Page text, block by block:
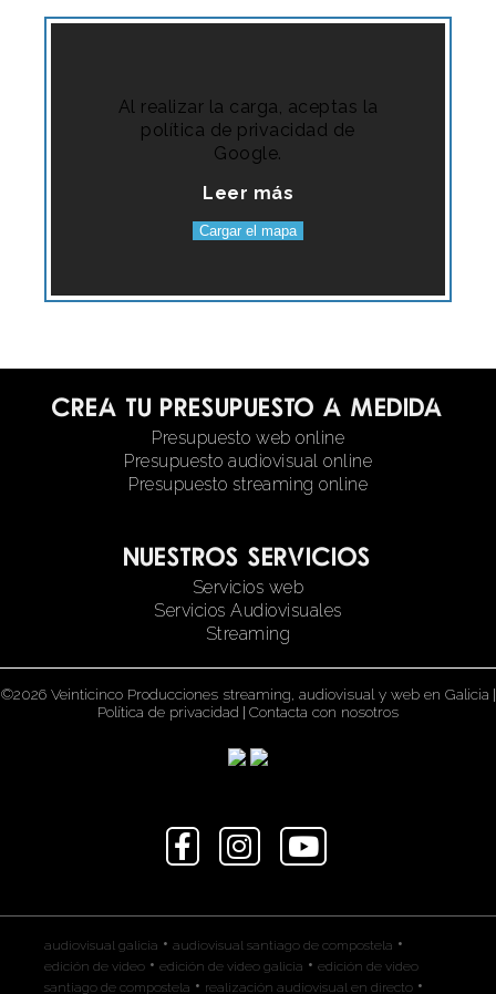
Al realizar la carga, aceptas la
política de privacidad de
Google.
Leer más
Cargar el mapa
Crea tu presupuesto a medida
Presupuesto web online
Presupuesto audiovisual online
Presupuesto streaming online
Nuestros servicios
Servicios web
Servicios Audiovisuales
Streaming
©2026 Veinticinco Producciones streaming, audiovisual y web en Galicia |
Política de privacidad | Contacta con nosotros
audiovisual galicia • audiovisual santiago de compostela •
edición de video • edición de video galicia • edición de video
santiago de compostela • realización audiovisual en directo •